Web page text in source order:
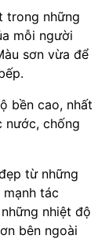
trong những
mỗi người
sơn vừa để
bền cao, nhất
nước, chống
từ những
tác
nhiệt độ
bên ngoài